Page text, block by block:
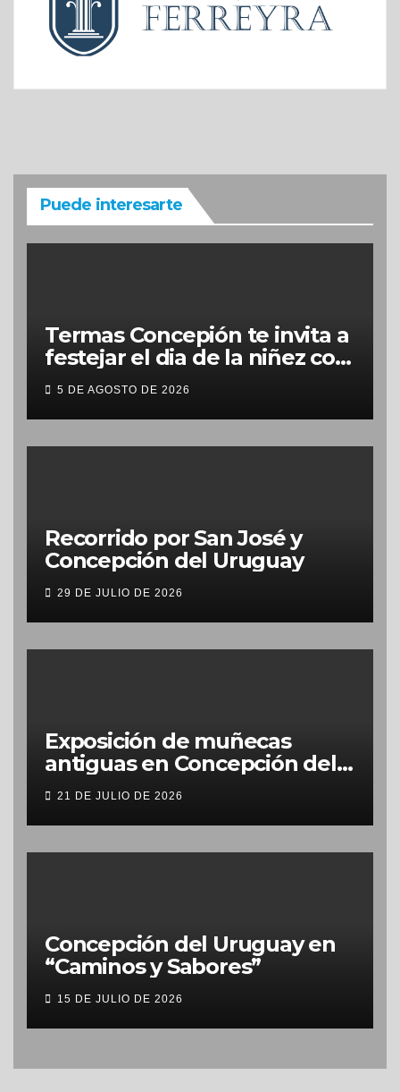
Puede interesarte
Termas Concepión te invita a
festejar el dia de la niñez con
grandes beneficios
5 DE AGOSTO DE 2026
Recorrido por San José y
Concepción del Uruguay
29 DE JULIO DE 2026
Exposición de muñecas
antiguas en Concepción del
Uruguay
21 DE JULIO DE 2026
Concepción del Uruguay en
“Caminos y Sabores”
15 DE JULIO DE 2026